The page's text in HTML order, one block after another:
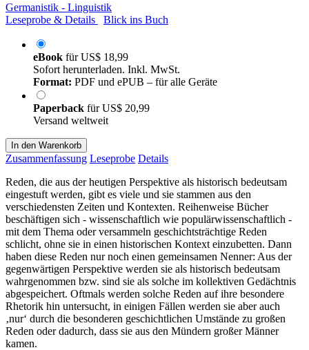
Germanistik - Linguistik
Leseprobe & Details
Blick ins Buch
eBook fürUS$ 18,99
Sofort herunterladen. Inkl. MwSt.
Format: PDF und ePUB – für alle Geräte
Paperback fürUS$ 20,99
Versand weltweit
In den Warenkorb
Zusammenfassung Leseprobe Details
Reden, die aus der heutigen Perspektive als historisch bedeutsam
eingestuft werden, gibt es viele und sie stammen aus den
verschiedensten Zeiten und Kontexten. Reihenweise Bücher
beschäftigen sich - wissenschaftlich wie populärwissenschaftlich -
mit dem Thema oder versammeln geschichtsträchtige Reden
schlicht, ohne sie in einen historischen Kontext einzubetten. Dann
haben diese Reden nur noch einen gemeinsamen Nenner: Aus der
gegenwärtigen Perspektive werden sie als historisch bedeutsam
wahrgenommen bzw. sind sie als solche im kollektiven Gedächtnis
abgespeichert. Oftmals werden solche Reden auf ihre besondere
Rhetorik hin untersucht, in einigen Fällen werden sie aber auch
‚nur‘ durch die besonderen geschichtlichen Umstände zu großen
Reden oder dadurch, dass sie aus den Mündern großer Männer
kamen.